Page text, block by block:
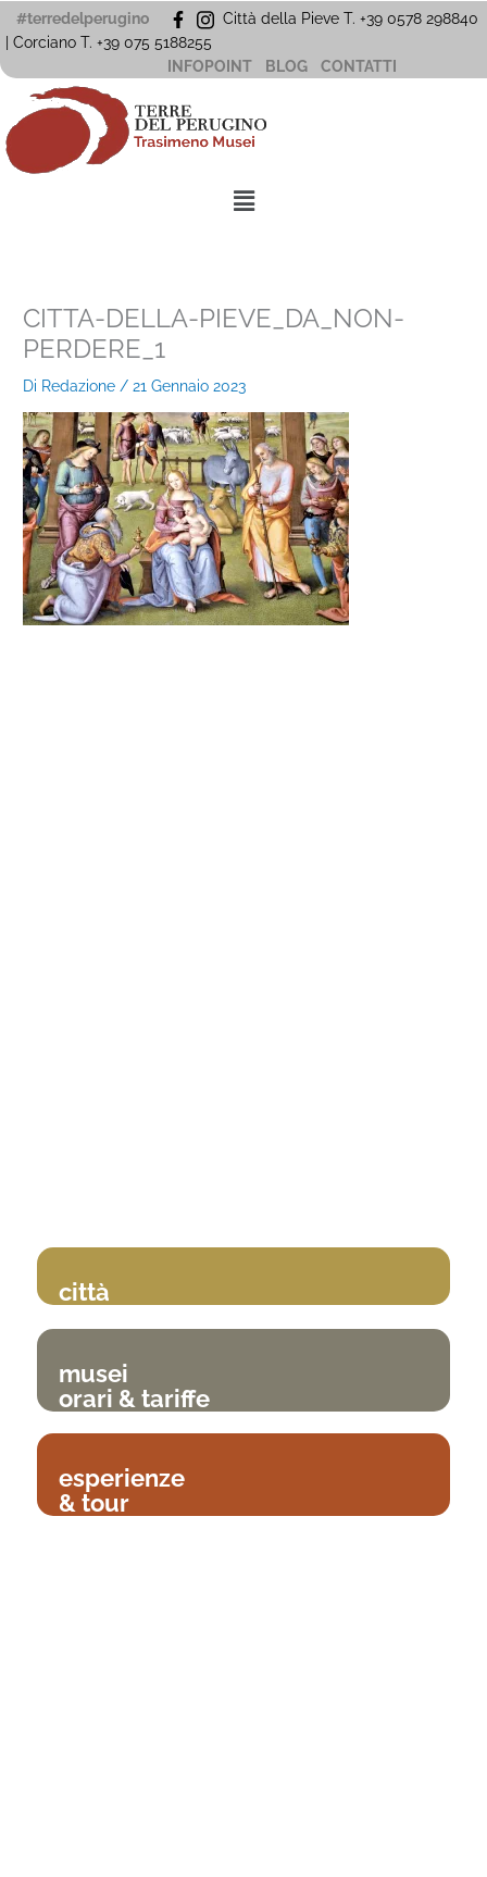
Vai
al
#terredelperugino
Città della Pieve T. +39 0578 298840
| Corciano T. +39 075 5188255
INFOPOINT
BLOG CONTATTI
Menu
CITTA-DELLA-PIEVE_DA_NON-
PERDERE_1
Di Redazione/21 Gennaio 2023
città
musei
orari & tariffe
esperienze
& tour